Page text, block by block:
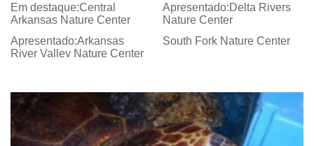
Em destaque:Central
Arkansas Nature Center
Apresentado:Delta Rivers
Nature Center
Apresentado:Arkansas
River Valley Nature Center
South Fork Nature Center